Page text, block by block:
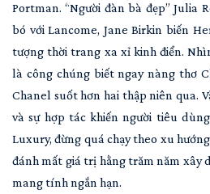
Portman. “Người đàn bà đẹp” Julia
bó với Lancome, Jane Birkin biến
tượng thời trang xa xỉ kinh điển.
là công chúng biết ngay nàng thơ
Chanel suốt hơn hai thập niên qua.
và sự hợp tác khiến người tiêu
Luxury, đừng quá chạy theo xu
đánh mất giá trị hằng trăm năm xây
mang tính ngắn hạn.